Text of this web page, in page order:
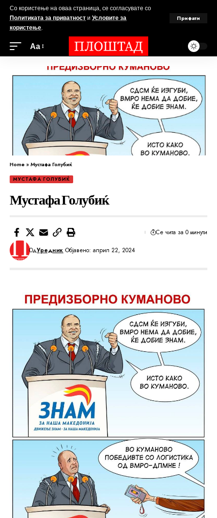
Со користење на оваа страница, се согласувате со
Политиката за приватност и Условите за
користење.
Прифати
Аа
Home»Мустафа Голубиќ
МУСТАФА ГОЛУБИЌ
Мустафа Голубиќ
ОдУредник Објавено: април 22, 2024
Се чита за 0 минути